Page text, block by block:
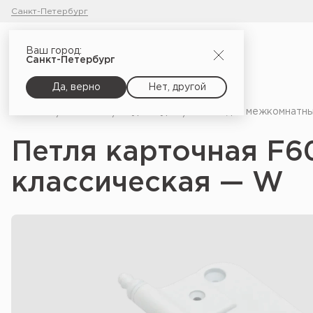
Санкт-Петербург
Ваш город:
Санкт-Петербург
Да, верно Нет, другой
Петли для
Петля карточная
классическая — W